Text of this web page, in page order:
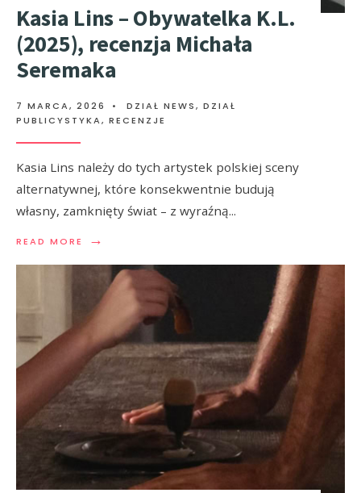
Kasia Lins – Obywatelka K.L.
(2025), recenzja Michała
Seremaka
7 MARCA, 2026 • DZIAŁ NEWS, DZIAŁ
PUBLICYSTYKA, RECENZJE
Kasia Lins należy do tych artystek polskiej sceny
alternatywnej, które konsekwentnie budują
własny, zamknięty świat – z wyraźną...
READ MORE →